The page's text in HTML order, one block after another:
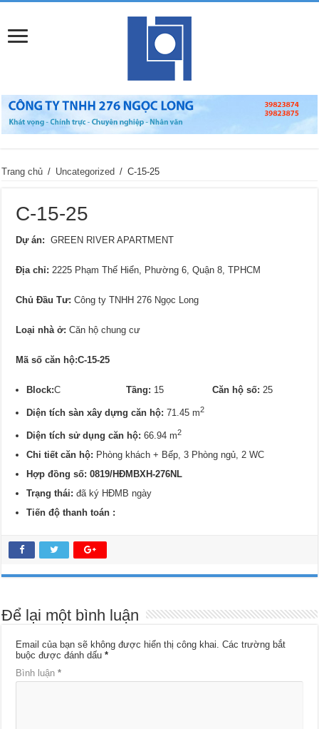
Trang chủ / Uncategorized / C-15-25
C-15-25
Dự án: GREEN RIVER APARTMENT
Địa chỉ: 2225 Phạm Thế Hiển, Phường 6, Quận 8, TPHCM
Chủ Đầu Tư: Công ty TNHH 276 Ngọc Long
Loại nhà ở: Căn hộ chung cư
Mã số căn hộ:C-15-25
Block:CTầng: 15Căn hộ số: 25
Diện tích sàn xây dựng căn hộ:71.45 m2
Diện tích sử dụng căn hộ: 66.94 m2
Chi tiết căn hộ: Phòng khách + Bếp, 3 Phòng ngủ, 2 WC
Hợp đồng số: 0819/HĐMBXH-276NL
Trạng thái:đã ký HĐMB ngày
Tiến độ thanh toán :
Để lại một bình luận
Email của bạn sẽ không được hiển thị công khai. Các trường bắt
buộc được đánh dấu*
Bình luận*